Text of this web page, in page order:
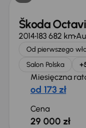
Škoda
2014183 682 km
Od pierwszego
Salon Polska
Miesięczna
od 173 zł
Cena
29 000 zł